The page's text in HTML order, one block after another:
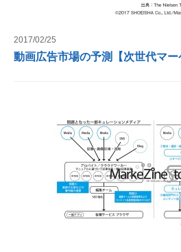
2017/02/25
動画広告市場の予測【次世代マー